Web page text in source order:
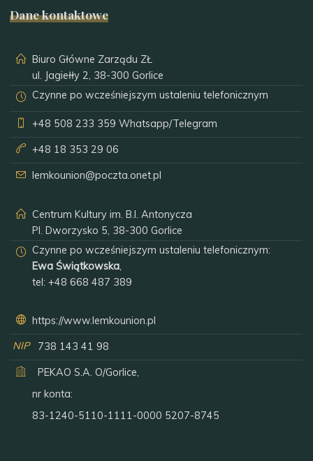
Dane kontaktowe
Biuro Główne Zarządu ZŁ
ul. Jagiełły 2, 38-300 Gorlice
Czynne po wcześniejszym ustaleniu telefonicznym
+48 508 233 359 Whatsapp/Telegram
+48 18 353 29 06
lemkounion@poczta.onet.pl
Centrum Kultury im. B.I. Antonycza
Pl. Dworzysko 5, 38-300 Gorlice
Czynne po wcześniejszym ustaleniu telefonicznym:
Ewa Świątkowska
tel:+48 668 487 389
https://www.lemkounion.pl
NIP
738 143 41 98
PEKAO S.A. O/Gorlice,
nr konta:
83-1240-5110-1111-0000 5207-8745